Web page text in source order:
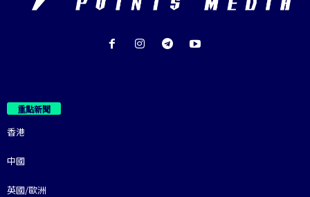
重點新聞
香港
中國
英國/歐洲